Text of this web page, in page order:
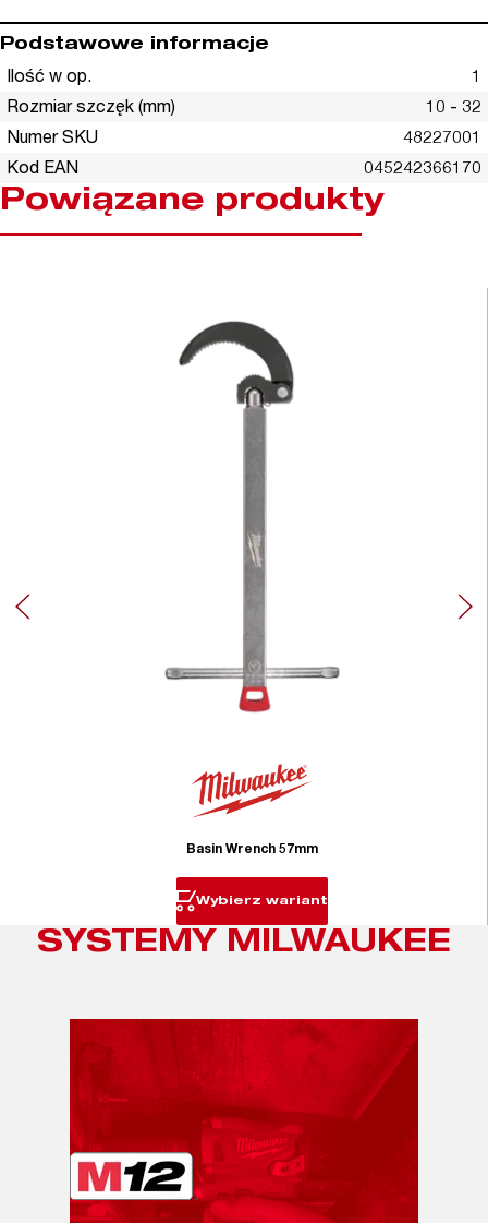
Podstawowe informacje
Ilość w op.
1
Rozmiar szczęk (mm)
10 - 32
Numer SKU
48227001
Kod EAN
045242366170
Powiązane produkty
Basin Wrench 57mm
Wybierz wariant
SYSTEMY MILWAUKEE